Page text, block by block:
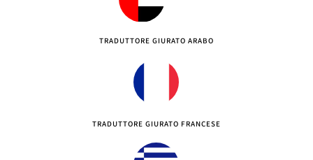
TRADUTTORE GIURATO ARABO
TRADUTTORE GIURATO FRANCESE